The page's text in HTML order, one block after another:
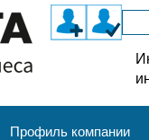
Профиль компании